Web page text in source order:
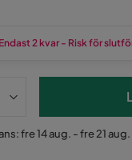
Endast 2 kvar - Risk för
fre 14 aug. - fre 21 aug.